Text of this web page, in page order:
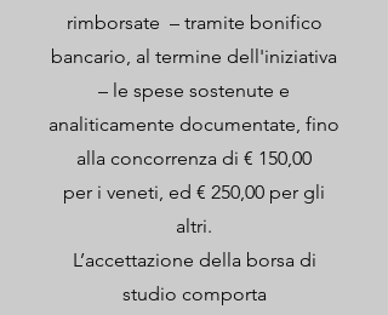
rimborsate – tramite bonifico
bancario, al termine dell'iniziativa
– le spese sostenute e
analiticamente documentate, fino
alla concorrenza di € 150,00
per i veneti, ed € 250,00 per gli
altri.
L’accettazione della borsa di
studio comporta